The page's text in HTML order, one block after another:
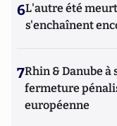
6L'autre été
s'enchaînent
7Rhin & Danube à
fermeture
européenne